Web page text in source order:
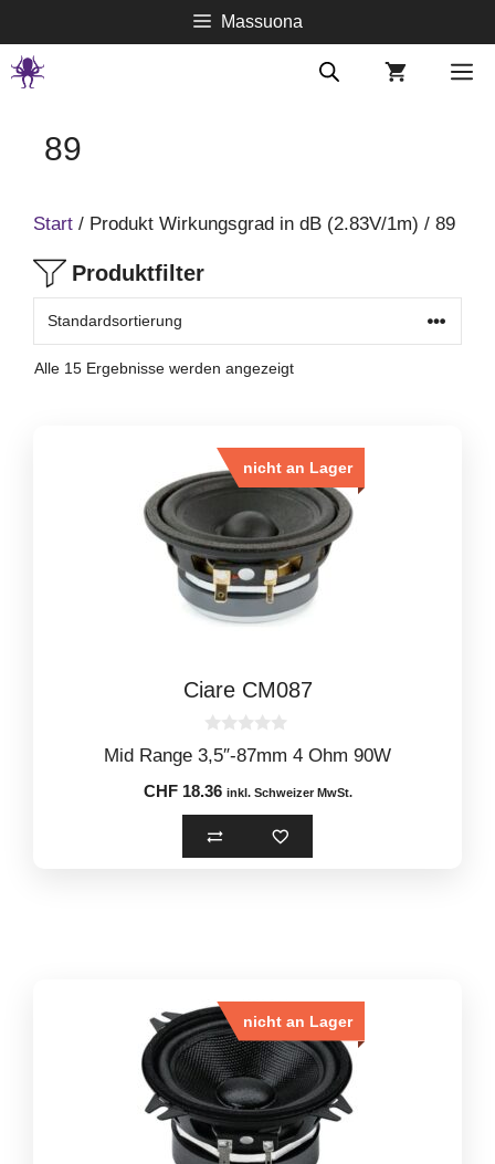
zum
Inhalt
Massuona
89
Start / Produkt Wirkungsgrad in dB (2.83V/1m) / 89
Produktfilter
Alle 15 Ergebnisse werden angezeigt
nicht an Lager
Ciare CM087
0
o
t
5
Mid Range 3,5″-87mm 4 Ohm 90W
CHF18.36 inkl. Schweizer MwSt.
nicht an Lager